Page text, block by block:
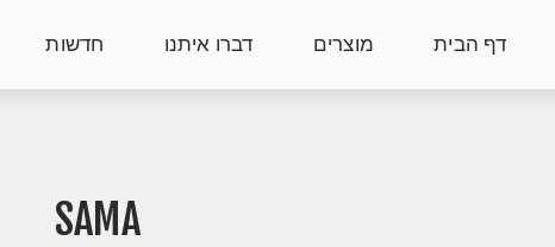
דף הבית מוצרים דברו איתנו חדשות
SAMA